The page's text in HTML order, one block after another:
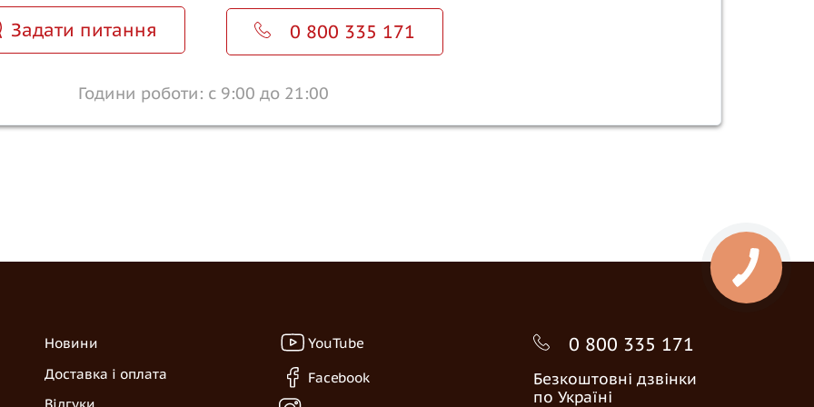
Задати питання 0 800 335 171
Години роботи: с 9:00 до 21:00
Новини
Доставка і оплата
YouTube
Facebook
0 800 335 171
Безкоштовні дзвінки
по Україні